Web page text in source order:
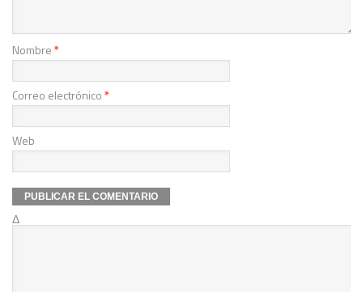
Nombre*
Correo electrónico*
Web
Δ